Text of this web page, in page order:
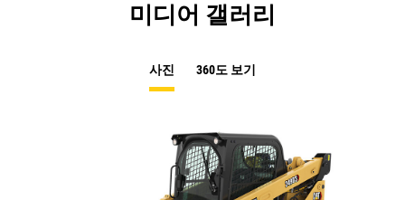
미디어 갤러리
사진 360도 보기